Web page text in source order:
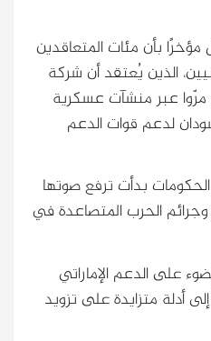
بأن مئات المتعاقدين
الذين يُعتقد أن شركة
مرّوا عبر منشآت عسكرية
لدعم قوات الدعم
بدأت ترفع صوتها
الحرب المتصاعدة في
على الدعم الإماراتي
أدلة متزايدة على تزويد